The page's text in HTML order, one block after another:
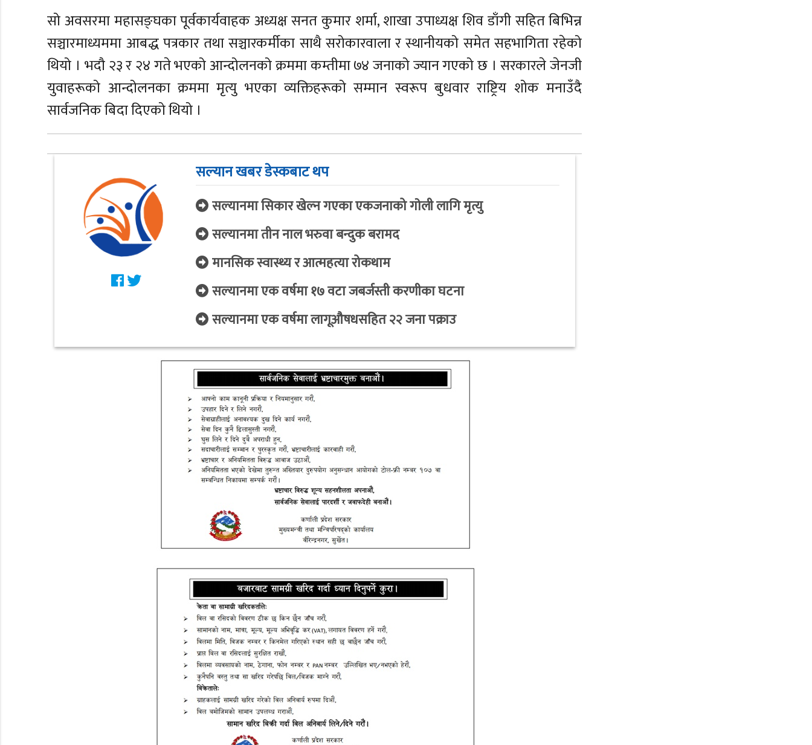
सो अवसरमा महासङ्घका पूर्वकार्यवाहक अध्यक्ष सनत कुमार शर्मा, शाखा उपाध्यक्ष शिव डाँगी सहित बिभिन्न
सञ्चारमाध्यममा आबद्ध पत्रकार तथा सञ्चारकर्मीका साथै सरोकारवाला र स्थानीयको समेत सहभागिता रहेको
थियो । भदौ २३ र २४ गते भएको आन्दोलनको क्रममा कम्तीमा ७४ जनाको ज्यान गएको छ । सरकारले जेनजी
युवाहरूको आन्दोलनका क्रममा मृत्यु भएका व्यक्तिहरूको सम्मान स्वरूप बुधवार राष्ट्रिय शोक मनाउँदै
सार्वजनिक बिदा दिएको थियो ।
सल्यान खबर डेस्कबाट थप
सल्यानमा सिकार खेल्न गएका एकजनाको गाेली लागि मृत्यु
सल्यानमा तीन नाल भरुवा बन्दुक बरामद
मानसिक स्वास्थ्य र आत्महत्या रोकथाम
सल्यानमा एक वर्षमा १७ वटा जबर्जस्ती करणीका घटना
सल्यानमा एक वर्षमा लागूऔषधसहित २२ जना पक्राउ